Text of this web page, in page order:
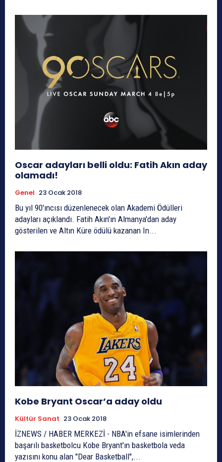
Oscar adayları belli oldu: Fatih Akın aday
olamadı!
Genel 23 Ocak 2018
Bu yıl 90'ıncısı düzenlenecek olan Akademi Ödülleri
adayları açıklandı. Fatih Akın'ın Almanya'dan aday
gösterilen ve Altın Küre ödülü kazanan In...
Kobe Bryant Oscar’a aday oldu
Kültür Sanat 23 Ocak 2018
İZNEWS / HABER MERKEZİ - NBA'in efsane isimlerinden
başarılı basketbolcu Kobe Bryant'ın basketbola veda
yazısını konu alan "Dear Basketball",...